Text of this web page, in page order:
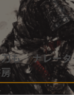
も ナレータ